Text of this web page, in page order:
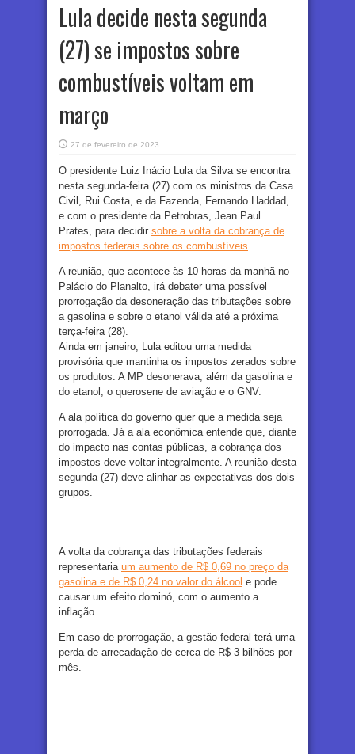
Lula decide nesta segunda
(27) se impostos sobre
combustíveis voltam em
março
27 de fevereiro de 2023
O presidente Luiz Inácio Lula da Silva se encontra
nesta segunda-feira (27) com os ministros da Casa
Civil, Rui Costa, e da Fazenda, Fernando Haddad,
e com o presidente da Petrobras, Jean Paul
Prates, para decidir sobre a volta da cobrança de
impostos federais sobre os combustíveis.
A reunião, que acontece às 10 horas da manhã no
Palácio do Planalto, irá debater uma possível
prorrogação da desoneração das tributações sobre
a gasolina e sobre o etanol válida até a próxima
terça-feira (28).
Ainda em janeiro, Lula editou uma medida
provisória que mantinha os impostos zerados sobre
os produtos. A MP desonerava, além da gasolina e
do etanol, o querosene de aviação e o GNV.
A ala política do governo quer que a medida seja
prorrogada. Já a ala econômica entende que, diante
do impacto nas contas públicas, a cobrança dos
impostos deve voltar integralmente. A reunião desta
segunda (27) deve alinhar as expectativas dos dois
grupos.
A volta da cobrança das tributações federais
representaria um aumento de R$ 0,69 no preço da
gasolina e de R$ 0,24 no valor do álcool e pode
causar um efeito dominó, com o aumento a
inflação.
Em caso de prorrogação, a gestão federal terá uma
perda de arrecadação de cerca de R$ 3 bilhões por
mês.